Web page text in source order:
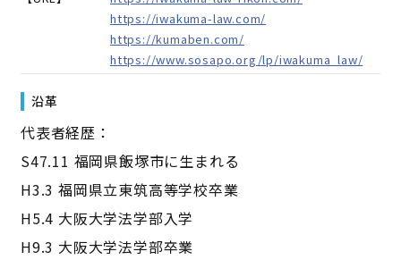
https://iwakuma-law.com/
https://kumaben.com/
https://www.sosapo.org/lp/iwakuma_law/
沿革
代表者経歴：
S47.11 福岡県飯塚市に生まれる
H3.3 福岡県立東筑高等学校卒業
H5.4 大阪大学法学部入学
H9.3 大阪大学法学部卒業